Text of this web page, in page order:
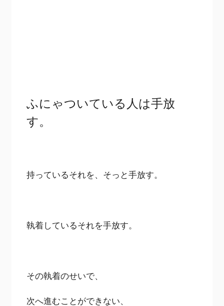
ふにゃついている人は手放
す。
持っているそれを、そっと手放す。
執着しているそれを手放す。
その執着のせいで、
次へ進むことができない、